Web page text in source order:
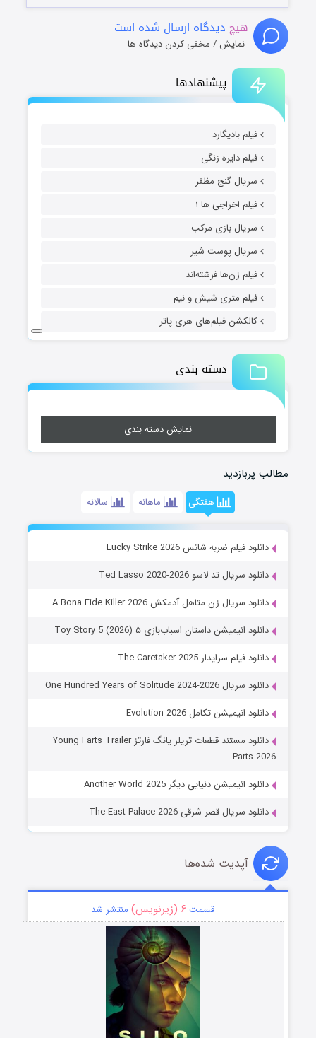
پیشنهادها
فیلم بادیگارد
فیلم دایره زنگی
سریال گنج مظفر
فیلم اخراجی ها ۱
سریال بازی مرکب
سریال پوست شیر
فیلم زن‌ها فرشته‌اند
فیلم متری شیش و نیم
کالکشن فیلم‌های هری پاتر
دسته بندی
نمایش دسته بندی
مطالب پربازدید
هفتگی ماهانه سالانه
دانلود فیلم ضربه شانس Lucky Strike 2026
دانلود سریال تد لاسو Ted Lasso 2020-2026
دانلود سریال زن متاهل آدمکش A Bona Fide Killer 2026
دانلود انیمیشن داستان اسباب‌بازی ۵ Toy Story 5 (2026)
دانلود فیلم سرایدار The Caretaker 2025
دانلود سریال One Hundred Years of Solitude 2024-2026
دانلود انیمیشن تکامل Evolution 2026
دانلود مستند قطعات تریلر یانگ فارتز Young Farts Trailer
Parts 2026
دانلود انیمیشن دنیایی دیگر Another World 2025
دانلود سریال قصر شرقی The East Palace 2026
هیچ دیدگاه ارسال شده است
نمایش / مخفی کردن دیدگاه ها
آپدیت شده‌ها
قسمت ۶ (زیرنویس) منتشر شد